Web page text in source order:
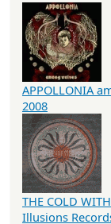
APPOLLONIA
2008
THE COLD
Illusions